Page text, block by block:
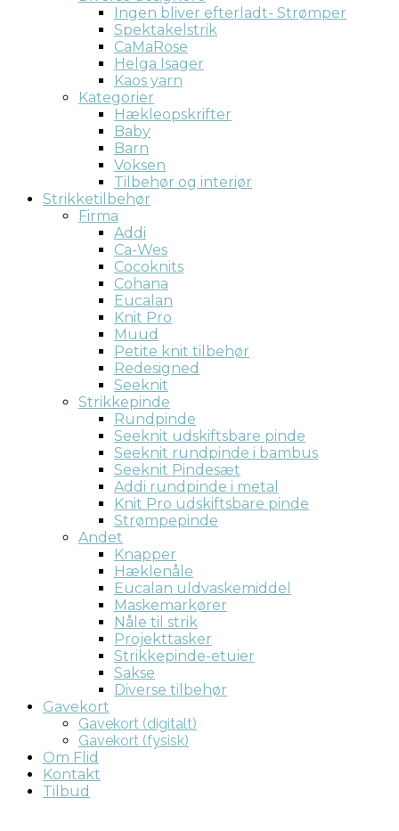
Ingen bliver efterladt- Strømper
Spektakelstrik
CaMaRose
Helga Isager
Kaos yarn
Kategorier
Hækleopskrifter
Baby
Barn
Voksen
Tilbehør og interiør
Strikketilbehør
Firma
Addi
Ca-Wes
Cocoknits
Cohana
Eucalan
Knit Pro
Muud
Petite knit tilbehør
Redesigned
Seeknit
Strikkepinde
Rundpinde
Seeknit udskiftsbare pinde
Seeknit rundpinde i bambus
Seeknit Pindesæt
Addi rundpinde i metal
Knit Pro udskiftsbare pinde
Strømpepinde
Andet
Knapper
Hæklenåle
Eucalan uldvaskemiddel
Maskemarkører
Nåle til strik
Projekttasker
Strikkepinde-etuier
Sakse
Diverse tilbehør
Gavekort
Gavekort (digitalt)
Gavekort (fysisk)
Om Flid
Kontakt
Tilbud